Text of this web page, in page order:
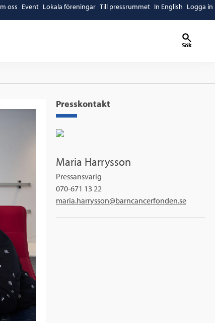
oss Event Lokala föreningar Till pressrummet In English Logga in
Sök
Presskontakt
Maria Harrysson
Pressansvarig
070-671 13 22
maria.harrysson@barncancerfonden.se